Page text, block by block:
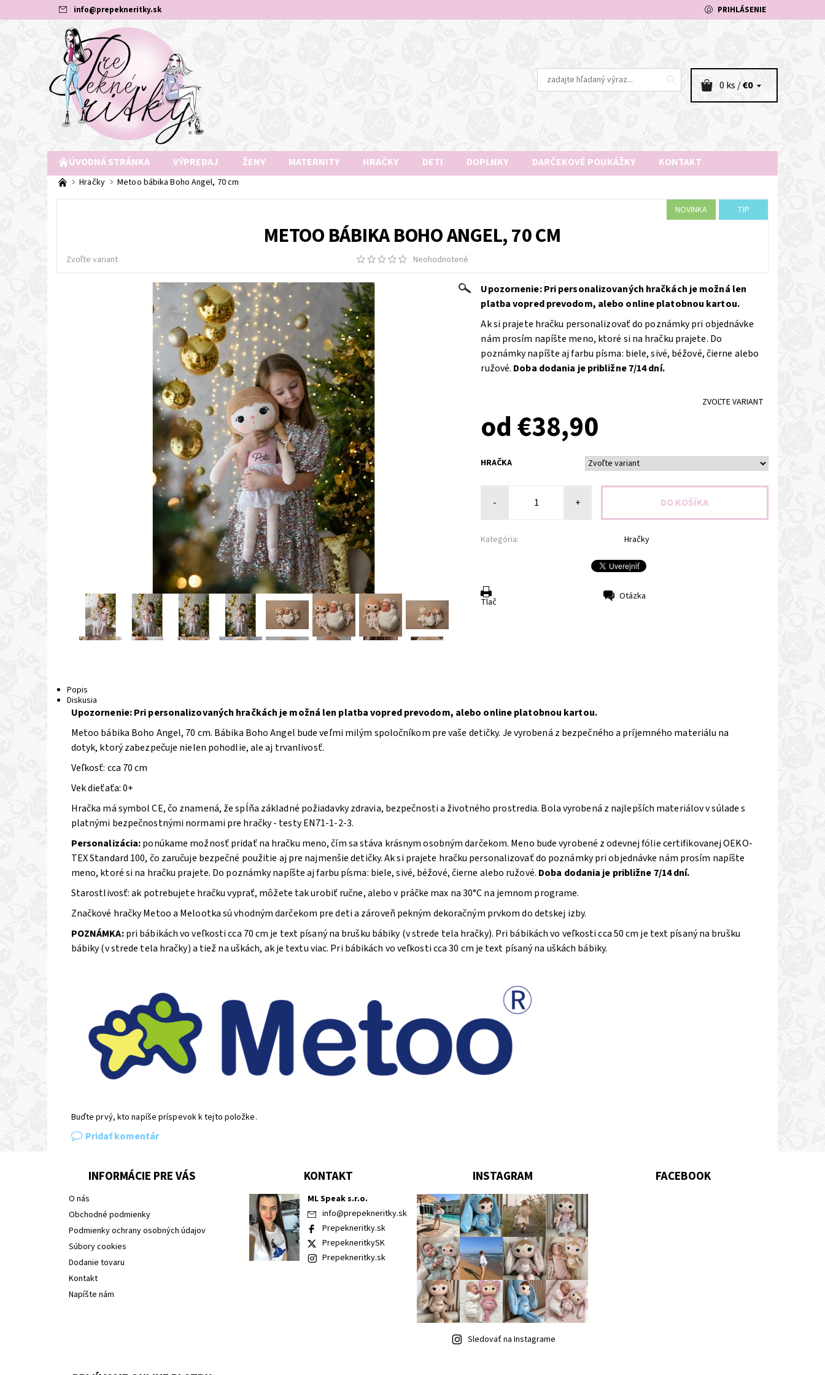
info@prepekneritky.sk PRIHLÁSENIE
0 ks /€0
ÚVODNÁ STRÁNKA VÝPREDAJ ŽENY MATERNITY HRAČKY DETI DOPLNKY DARČEKOVÉ POUKÁŽKY KONTAKT
Hračky Metoo bábika Boho Angel, 70 cm
NOVINKA TIP
METOO BÁBIKA BOHO ANGEL, 70 CM
Zvoľte variant Neohodnotené
Upozornenie: Pri personalizovaných hračkách je možná len
platba vopred prevodom, alebo online platobnou kartou.
Ak si prajete hračku personalizovať do poznámky pri objednávke
nám prosím napíšte meno, ktoré si na hračku prajete. Do
poznámky napíšte aj farbu písma: biele, sivé, béžové, čierne alebo
ružové. Doba dodania je približne 7/14 dní.
ZVOĽTE VARIANT
od €38,90
HRAČKA
- +
Kategória: Hračky
Tlač Otázka
Popis
Diskusia
Upozornenie: Pri personalizovaných hračkách je možná len platba vopred prevodom, alebo online platobnou kartou.
Metoo bábika Boho Angel, 70 cm. Bábika Boho Angel bude veľmi milým spoločníkom pre vaše detičky. Je vyrobená z bezpečného a príjemného materiálu na
dotyk, ktorý zabezpečuje nielen pohodlie, ale aj trvanlivosť.
Veľkosť: cca 70 cm
Vek dieťaťa: 0+
Hračka má symbol CE, čo znamená, že spĺňa základné požiadavky zdravia, bezpečnosti a životného prostredia. Bola vyrobená z najlepších materiálov v súlade s
platnými bezpečnostnými normami pre hračky - testy EN71-1-2-3.
Personalizácia:ponúkame možnosť pridať na hračku meno, čím sa stáva krásnym osobným darčekom. Meno bude vyrobené z odevnej fólie certifikovanej OEKO-
TEX Standard 100, čo zaručuje bezpečné použitie aj pre najmenšie detičky. Ak si prajete hračku personalizovať do poznámky pri objednávke nám prosím napíšte
meno, ktoré si na hračku prajete. Do poznámky napíšte aj farbu písma: biele, sivé, béžové, čierne alebo ružové. Doba dodania je približne 7/14 dní.
Starostlivosť: ak potrebujete hračku vyprať, môžete tak urobiť ručne, alebo v práčke max na 30°C na jemnom programe.
Značkové hračky Metoo a Melootka sú vhodným darčekom pre deti a zároveň pekným dekoračným prvkom do detskej izby.
POZNÁMKA:pri bábikách vo veľkosti cca 70 cm je text písaný na brušku bábiky (v strede tela hračky). Pri bábikách vo veľkosti cca 50 cm je text písaný na brušku
bábiky (v strede tela hračky) a tiež na uškách, ak je textu viac. Pri bábikách vo veľkosti cca 30 cm je text písaný na uškách bábiky.
Buďte prvý, kto napíše príspevok k tejto položke.
Pridať komentár
INFORMÁCIE PRE VÁS
O nás
Obchodné podmienky
Podmienky ochrany osobných údajov
Súbory cookies
Dodanie tovaru
Kontakt
Napíšte nám
KONTAKT
ML Speak s.r.o.
info@prepekneritky.sk
Prepekneritky.sk
PrepekneritkySK
Prepekneritky.sk
INSTAGRAM
Sledovať na Instagrame
FACEBOOK